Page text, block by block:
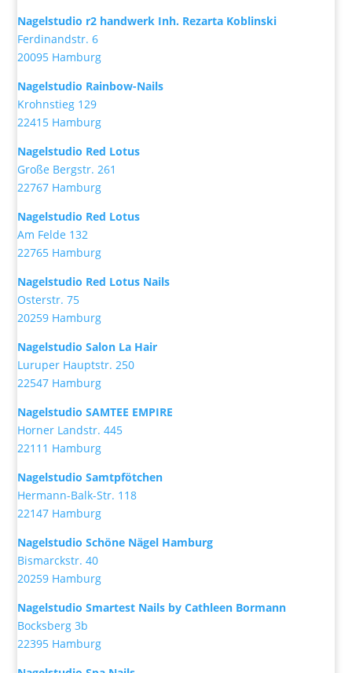
Nagelstudio r2 handwerk Inh. Rezarta Koblinski
Ferdinandstr. 6
20095 Hamburg
Nagelstudio Rainbow-Nails
Krohnstieg 129
22415 Hamburg
Nagelstudio Red Lotus
Große Bergstr. 261
22767 Hamburg
Nagelstudio Red Lotus
Am Felde 132
22765 Hamburg
Nagelstudio Red Lotus Nails
Osterstr. 75
20259 Hamburg
Nagelstudio Salon La Hair
Luruper Hauptstr. 250
22547 Hamburg
Nagelstudio SAMTEE EMPIRE
Horner Landstr. 445
22111 Hamburg
Nagelstudio Samtpfötchen
Hermann-Balk-Str. 118
22147 Hamburg
Nagelstudio Schöne Nägel Hamburg
Bismarckstr. 40
20259 Hamburg
Nagelstudio Smartest Nails by Cathleen Bormann
Bocksberg 3b
22395 Hamburg